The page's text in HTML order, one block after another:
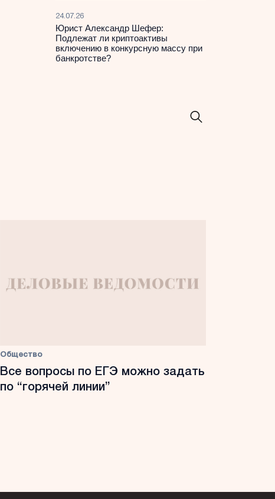
24.07.26
Юрист Александр Шефер:
Подлежат ли криптоактивы
включению в конкурсную массу при
банкротстве?
Общество
Все вопросы по ЕГЭ можно задать
по “горячей линии”